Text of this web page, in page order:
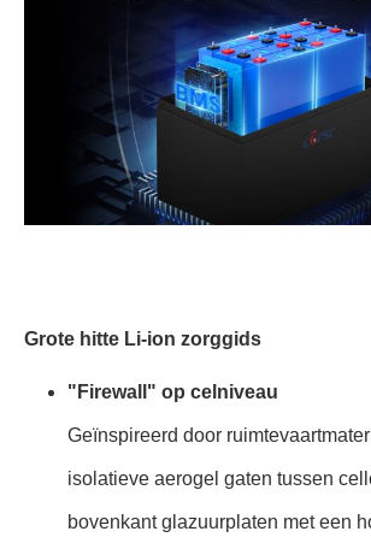
Grote hitte Li-ion zorggids
"Firewall" op celniveau
Geïnspireerd door
isolatieve aerogel gaten tussen
bovenkant glazuurplaten met een